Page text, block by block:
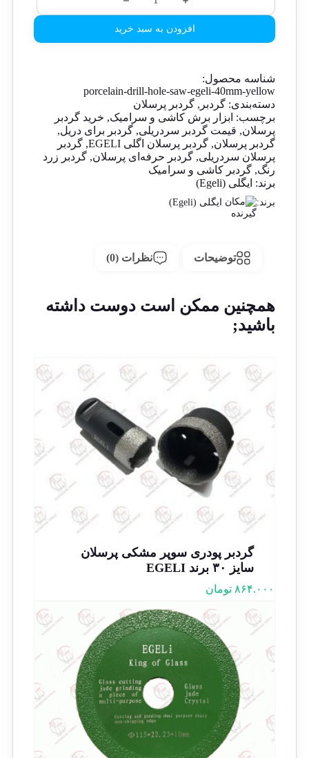
افزودن به سبد خرید
شناسه محصول:
porcelain-drill-hole-saw-egeli-40mm-yellow
دسته‌بندی: گردبر , گردبر پرسلان
برچسب: ابزار برش کاشی و سرامیک, خرید گردبر
پرسلان, قیمت گردبر سردریلی, گردبر برای دریل,
گردبر پرسلان, گردبر پرسلان اگلی EGELI , گردبر
پرسلان سردریلی, گردبر حرفه‌ای پرسلان, گردبر زرد
رنگ, گردبر کاشی و سرامیک
برند: ایگلی (Egeli)
برند: ایگلی (Egeli)
توضیحات نظرات (0)
همچنین ممکن است دوست داشته
باشید;
گردبر پودری سوپر مشکی پرسلان
سایز ۳۰ برند EGELI
۸۶۴.۰۰۰ تومان